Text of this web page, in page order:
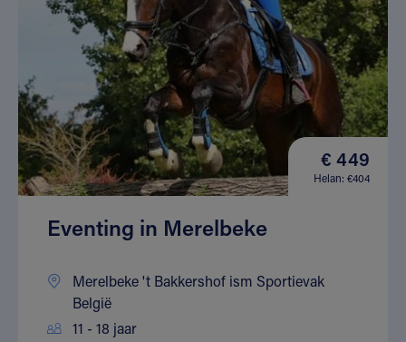
€ 449
Helan: €404
Eventing in Merelbeke
Merelbeke 't Bakkershof ism Sportievak
België
11 - 18 jaar